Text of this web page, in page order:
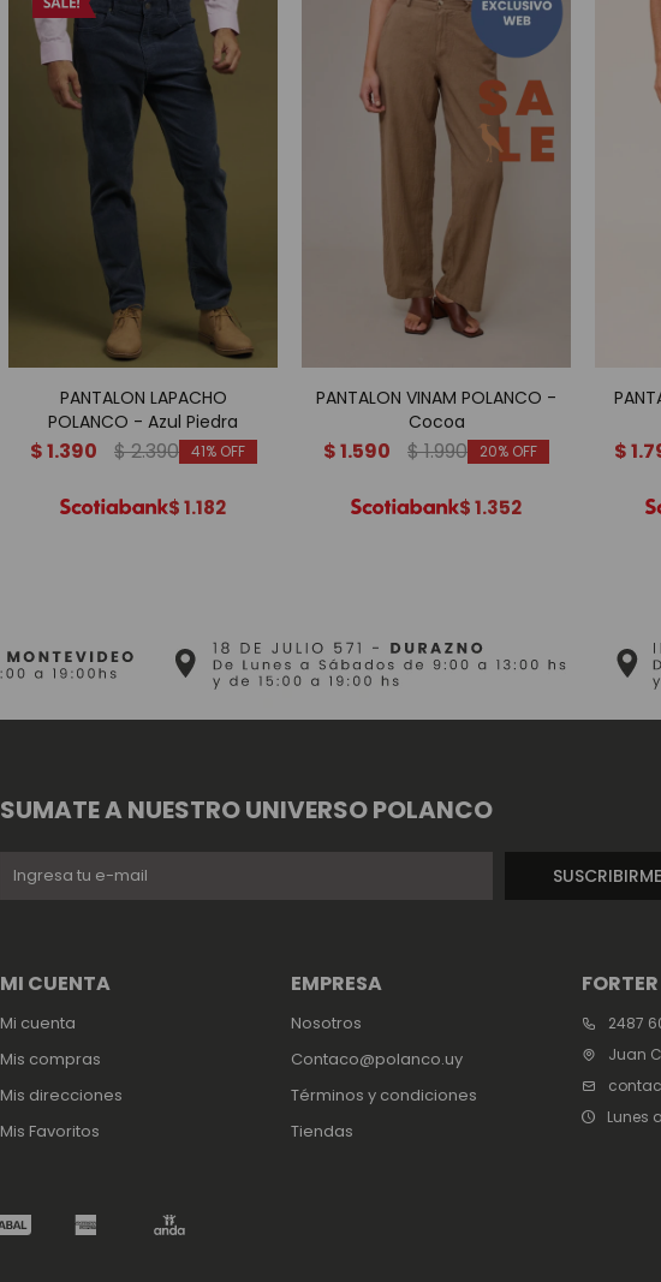
PANTALON LAPACHO
POLANCO - Azul Piedra
$1.390 $2.390 41
$1.182
PANTALON VINAM POLANCO -
Cocoa
$1.590 $1.990 20
$1.352
$
2487
Juan
Lunes
EMPRESA
Nosotros
Contaco@polanco.uy
Términos y condiciones
Tiendas
MI CUENTA
Mi cuenta
Mis compras
Mis direcciones
Mis Favoritos
SUMATE A NUESTRO UNIVERSO POLANCO
SUSCRIBIRME